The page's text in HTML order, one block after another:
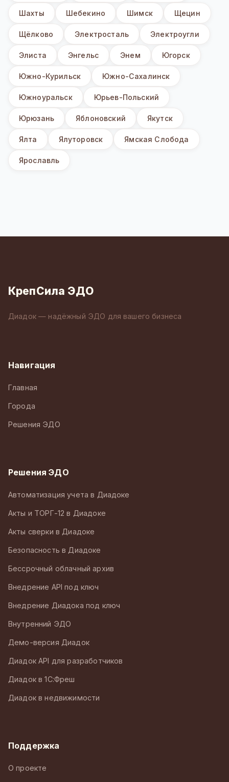
Шахты Шебекино Шимск Щецин
Щёлково Электросталь Электроугли
Элиста Энгельс Энем Югорск
Южно-Курильск Южно-Сахалинск
Южноуральск Юрьев-Польский
Юрюзань Яблоновский Якутск
Ялта Ялуторовск Ямская Слобода
Ярославль
КрепСила ЭДО
Диадок — надёжный ЭДО для вашего бизнеса
Навигация
Главная
Города
Решения ЭДО
Решения ЭДО
Автоматизация учета в Диадоке
Акты и ТОРГ-12 в Диадоке
Акты сверки в Диадоке
Безопасность в Диадоке
Бессрочный облачный архив
Внедрение API под ключ
Внедрение Диадока под ключ
Внутренний ЭДО
Демо-версия Диадок
Диадок API для разработчиков
Диадок в 1С:Фреш
Диадок в недвижимости
Поддержка
О проекте